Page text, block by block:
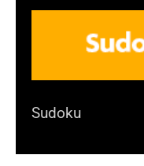
Sudoku